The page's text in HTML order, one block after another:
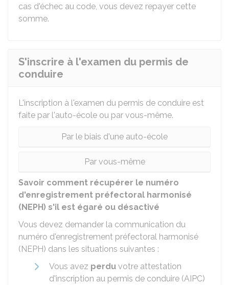
cas d'échec au code, vous devez repayer cette
somme.
S'inscrire à l'examen du permis de
conduire
L'inscription à l'examen du permis de conduire est
faite par l'auto-école ou par vous-même.
Par le biais d'une auto-école
Par vous-même
Savoir comment récupérer le numéro
d'enregistrement préfectoral harmonisé
(NEPH) s'il est égaré ou désactivé
Vous devez demander la communication du
numéro d'enregistrement préfectoral harmonisé
(NEPH) dans les situations suivantes :
Vous avez perdu votre attestation
d'inscription au permis de conduire (AIPC)